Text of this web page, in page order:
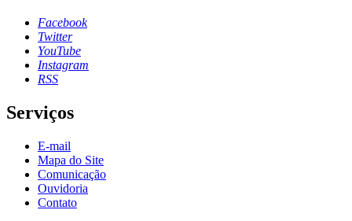
Facebook
Twitter
YouTube
Instagram
RSS
Serviços
E-mail
Mapa do Site
Comunicação
Ouvidoria
Contato